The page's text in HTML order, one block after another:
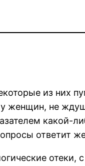
из них
женщин, не
какой-
ответит
отеки,